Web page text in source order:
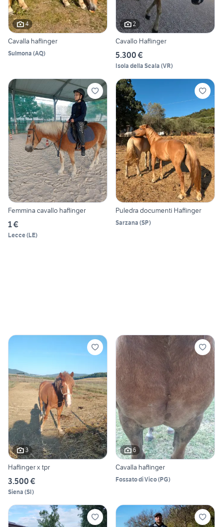
4
Cavalla haflinger
Sulmona (AQ)
2
Cavallo Haflinger
5.300 €
Isola della Scala (VR)
Femmina cavallo haflinger
1 €
Lecce(LE)
Puledra documenti Haflinger
Sarzana (SP)
3
Haflinger x tpr
3.500 €
Siena (SI)
6
Cavalla haflinger
Fossato di Vico(PG)